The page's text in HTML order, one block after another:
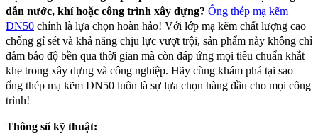
dẫn nước, khí hoặc công trình xây dựng? Ống thép mạ kẽm
DN50 chính là lựa chọn hoàn hảo! Với lớp mạ kẽm chất lượng cao
chống gỉ sét và khả năng chịu lực vượt trội, sản phẩm này không chỉ
đảm bảo độ bền qua thời gian mà còn đáp ứng mọi tiêu chuẩn khắt
khe trong xây dựng và công nghiệp. Hãy cùng khám phá tại sao
ống thép mạ kẽm DN50 luôn là sự lựa chọn hàng đầu cho mọi công
trình!
Thông số kỹ thuật: